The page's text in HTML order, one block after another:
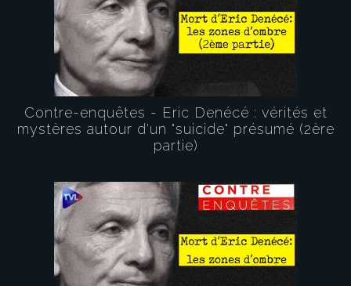
Contre-enquêtes - Eric Denécé : vérités et
mystères autour d'un "suicide" présumé (2ère
partie)